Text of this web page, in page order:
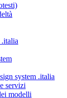
system .italia
servizi
modelli